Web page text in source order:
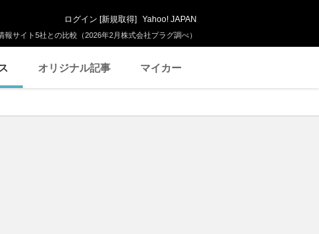
サイト5社との比較（2026年2月株式会社プラグ調べ）
ログイン [新規取得] Yahoo! JAPAN
オリジナル記事 マイカー